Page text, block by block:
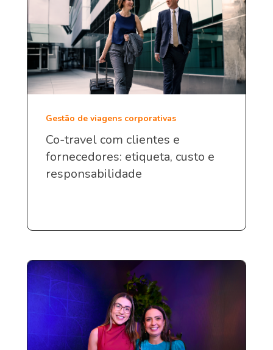
Gestão de viagens corporativas
Co-travel com clientes e
fornecedores: etiqueta, custo e
responsabilidade